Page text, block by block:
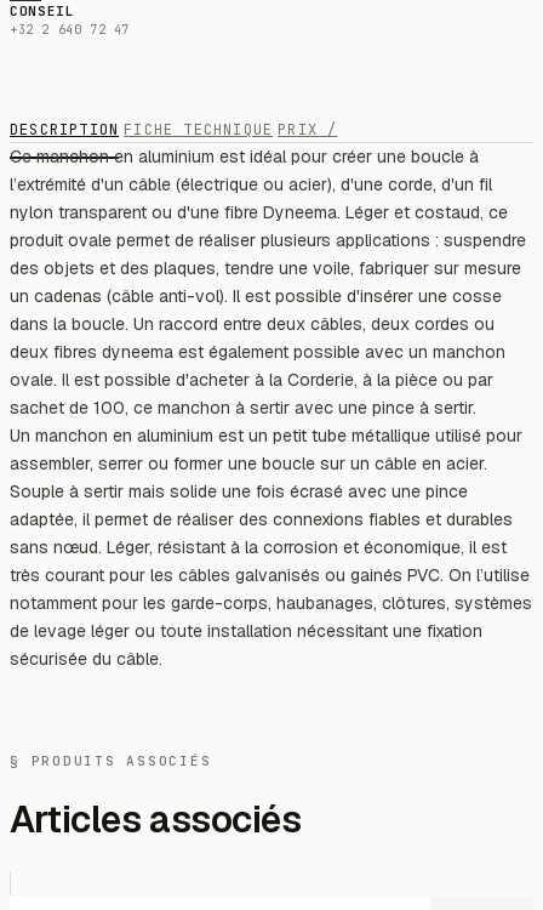
CONSEIL
+32 2 640 72 47
DESCRIPTION FICHE TECHNIQUE PRIX /
Ce manchon en aluminium est idéal pour créer une boucle à
l’extrémité d'un câble (électrique ou acier), d'une corde, d'un fil
nylon transparent ou d'une fibre Dyneema. Léger et costaud, ce
produit ovale permet de réaliser plusieurs applications : suspendre
des objets et des plaques, tendre une voile, fabriquer sur mesure
un cadenas (câble anti-vol). Il est possible d'insérer une cosse
dans la boucle. Un raccord entre deux câbles, deux cordes ou
deux fibres dyneema est également possible avec un manchon
ovale. Il est possible d'acheter à la Corderie, à la pièce ou par
sachet de 100, ce manchon à sertir avec une pince à sertir.
Un manchon en aluminium est un petit tube métallique utilisé pour
assembler, serrer ou former une boucle sur un câble en acier.
Souple à sertir mais solide une fois écrasé avec une pince
adaptée, il permet de réaliser des connexions fiables et durables
sans nœud. Léger, résistant à la corrosion et économique, il est
très courant pour les câbles galvanisés ou gainés PVC. On l’utilise
notamment pour les garde-corps, haubanages, clôtures, systèmes
de levage léger ou toute installation nécessitant une fixation
sécurisée du câble.
§ PRODUITS ASSOCIÉS
Articles associés